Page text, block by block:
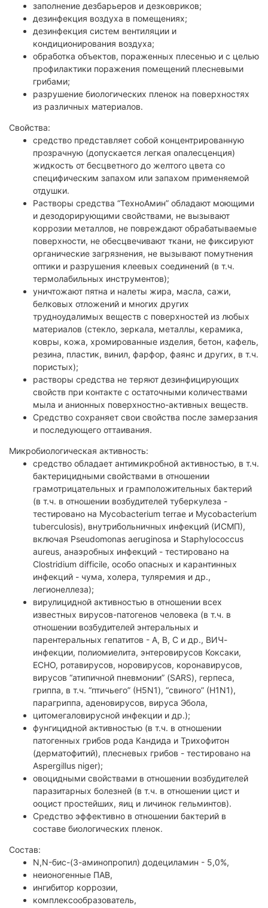
заполнение дезбарьеров и дезковриков;
дезинфекция воздуха в помещениях;
дезинфекция систем вентиляции и
кондиционирования воздуха;
обработка объектов, пораженных плесенью и с целью
профилактики поражения помещений плесневыми
грибами;
разрушение биологических пленок на поверхностях
из различных материалов.
Свойства:
средство представляет собой концентрированную
прозрачную (допускается легкая опалесценция)
жидкость от бесцветного до желтого цвета со
специфическим запахом или запахом применяемой
отдушки.
Растворы средства “ТехноАмин” обладают моющими
и дезодорирующими свойствами, не вызывают
коррозии металлов, не повреждают обрабатываемые
поверхности, не обесцвечивают ткани, не фиксируют
органические загрязнения, не вызывают помутнения
оптики и разрушения клеевых соединений (в т.ч.
термолабильных инструментов);
уничтожают пятна и налеты жира, масла, сажи,
белковых отложений и многих других
трудноудалимых веществ с поверхностей из любых
материалов (стекло, зеркала, металлы, керамика,
ковры, кожа, хромированные изделия, бетон, кафель,
резина, пластик, винил, фарфор, фаянс и других, в т.ч.
пористых);
растворы средства не теряют дезинфицирующих
свойств при контакте с остаточными количествами
мыла и анионных поверхностно-активных веществ.
Средство сохраняет свои свойства после замерзания
и последующего оттаивания.
Микробиологическая активность:
средство обладает антимикробной активностью, в т.ч.
бактерицидными свойствами в отношении
грамотрицательных и грамположительных бактерий
(в т.ч. в отношении возбудителей туберкулеза -
тестировано на Mycobacterium terrae и Mycobacterium
tuberculosis), внутрибольничных инфекций (ИСМП),
включая Pseudomonas aeruginosa и Staphylococcus
aureus, анаэробных инфекций - тестировано на
Clostridium difficile, особо опасных и карантинных
инфекций - чума, холера, туляремия и др.,
легионеллеза);
вирулицидной активностью в отношении всех
известных вирусов-патогенов человека (в т.ч. в
отношении возбудителей энтеральных и
парентеральных гепатитов - А, В, С и др., ВИЧ-
инфекции, полиомиелита, энтеровирусов Коксаки,
ЕСНО, ротавирусов, норовирусов, коронавирусов,
вирусов “атипичной пневмонии” (SARS), герпеса,
гриппа, в т.ч. “птичьего” (Н5N1), “свиного” (Н1N1),
парагриппа, аденовирусов, вируса Эбола,
цитомегаловирусной инфекции и др.);
фунгицидной активностью (в т.ч. в отношении
патогенных грибов рода Кандида и Трихофитон
(дерматофитий), плесневых грибов - тестировано на
Aspergillus niger);
овоцидными свойствами в отношении возбудителей
паразитарных болезней (в т.ч. в отношении цист и
ооцист простейших, яиц и личинок гельминтов).
Средство эффективно в отношении бактерий в
составе биологических пленок.
Состав:
N,N-бис-(3-аминопропил) додециламин - 5,0%,
неионогенные ПАВ,
ингибитор коррозии,
комплексообразователь,